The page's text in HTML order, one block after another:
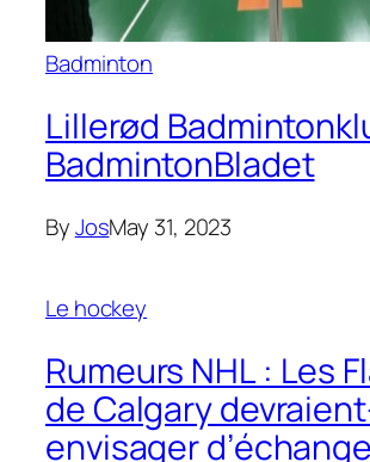
Badminton
Lillerød
BadmintonBladet
ByJosMay 31, 2023
Le hockey
Rumeurs NHL : Les
de Calgary
envisager